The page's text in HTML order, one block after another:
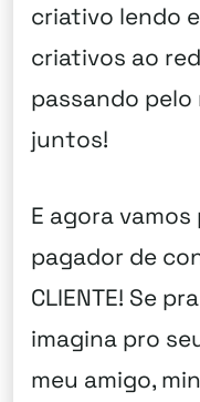
criativo lendo
criativos ao
passando pelo
juntos!
E agora
pagador de
CLIENTE! Se
imagina pro
meu amigo,